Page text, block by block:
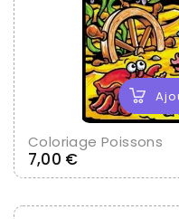
Coloriage Poissons
7,00 €Prix